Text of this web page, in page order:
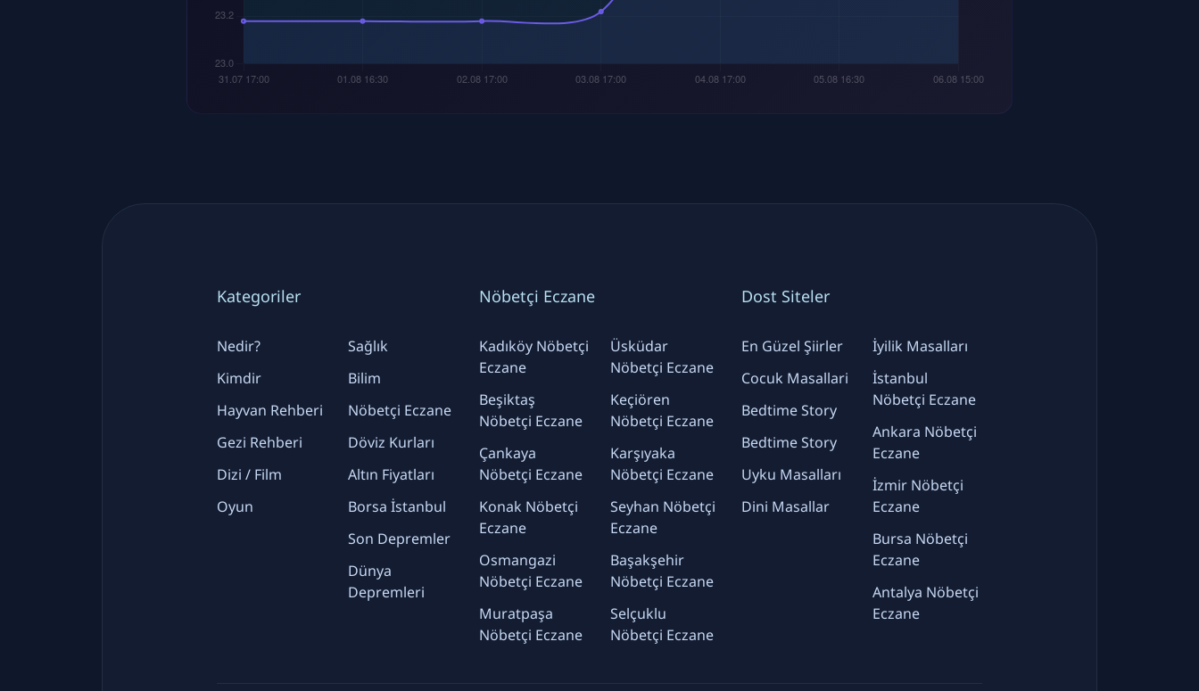
Kategoriler
Nedir?
Kimdir
Hayvan Rehberi
Gezi Rehberi
Dizi / Film
Oyun
Sağlık
Bilim
Nöbetçi Eczane
Döviz Kurları
Altın Fiyatları
Borsa İstanbul
Son Depremler
Dünya
Depremleri
Nöbetçi Eczane
Kadıköy Nöbetçi
Eczane
Beşiktaş
Nöbetçi Eczane
Çankaya
Nöbetçi Eczane
Konak Nöbetçi
Eczane
Osmangazi
Nöbetçi Eczane
Muratpaşa
Nöbetçi Eczane
Üsküdar
Nöbetçi Eczane
Keçiören
Nöbetçi Eczane
Karşıyaka
Nöbetçi Eczane
Seyhan Nöbetçi
Eczane
Başakşehir
Nöbetçi Eczane
Selçuklu
Nöbetçi Eczane
Dost Siteler
En Güzel Şiirler
Cocuk Masallari
Bedtime Story
Bedtime Story
Uyku Masalları
Dini Masallar
İyilik Masalları
İstanbul
Nöbetçi Eczane
Ankara Nöbetçi
Eczane
İzmir Nöbetçi
Eczane
Bursa Nöbetçi
Eczane
Antalya Nöbetçi
Eczane